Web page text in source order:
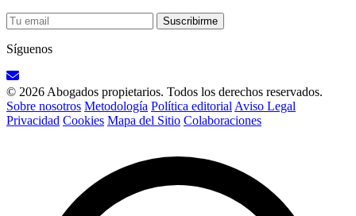
Suscribirme
Síguenos
© 2026 Abogados propietarios. Todos los derechos reservados.
Sobre nosotros Metodología Política editorial Aviso Legal
Privacidad Cookies Mapa del Sitio Colaboraciones